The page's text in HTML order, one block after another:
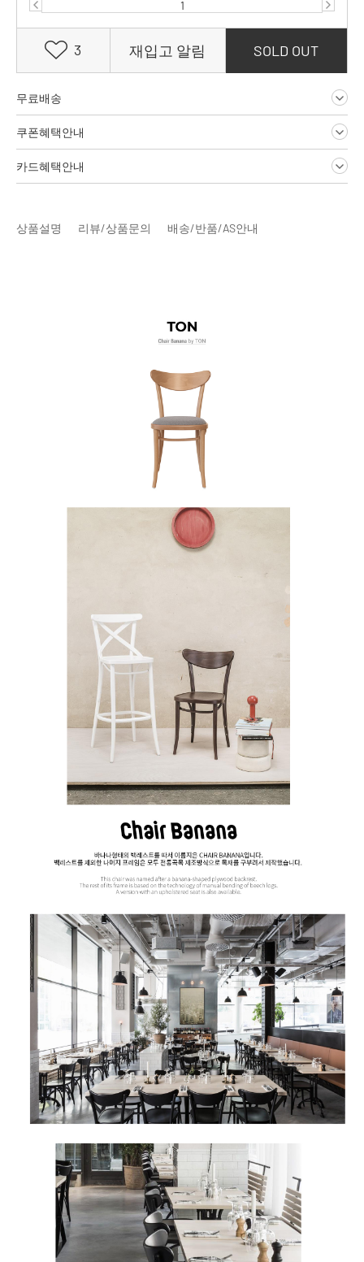
3 재입고 알림 SOLD OUT
무료배송
쿠폰혜택안내
카드혜택안내
상품설명 리뷰/상품문의 배송/반품/AS안내